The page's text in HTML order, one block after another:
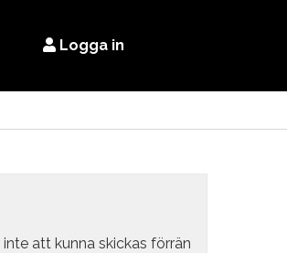
Logga in
att kunna skickas förrän